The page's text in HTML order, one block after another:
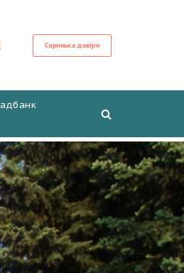
Скринька довіри